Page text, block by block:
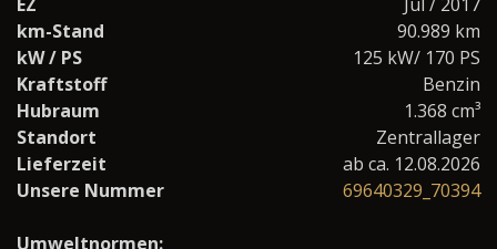
km-Stand
90.989 km
kW / PS
125 kW/ 170 PS
Kraftstoff
Benzin
Hubraum
1.368 cm³
Standort
Zentrallager
Lieferzeit
ab ca. 12.08.2026
Unsere Nummer
69640329_70394
Umweltnormen: